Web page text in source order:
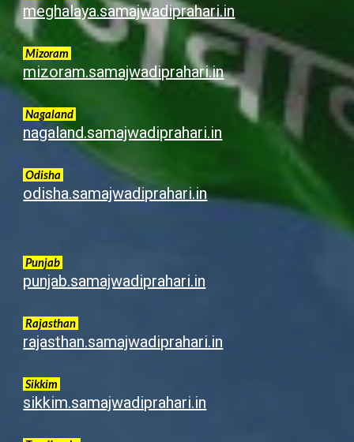
meghalaya.samajwadiprahari.in
Mizoram
mizoram.samajwadiprahari.in
Nagaland
nagaland.samajwadiprahari.in
Odisha
odisha.samajwadiprahari.in
Punjab
punjab.samajwadiprahari.in
Rajasthan
rajasthan.samajwadiprahari.in
Sikkim
sikkim.samajwadiprahari.in